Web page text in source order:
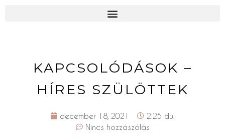
KAPCSOLÓDÁSOK –
HÍRES SZÜLÖTTEK
december 18, 2021
2:25 du.
Nincs hozzászólás